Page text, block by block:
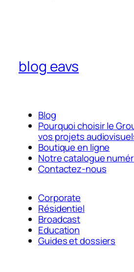
blog eavs
Blog
Pourquoi choisir le
vos projets
Boutique en ligne
Notre catalogue
Contactez-nous
Corporate
Résidentiel
Broadcast
Education
Guides et dossiers